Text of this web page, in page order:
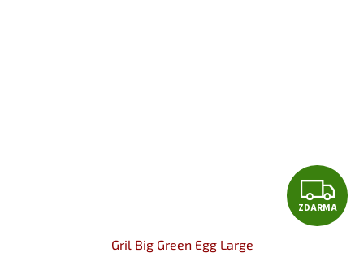
Z
D
ZDARMA
Gril Big Green Egg Large